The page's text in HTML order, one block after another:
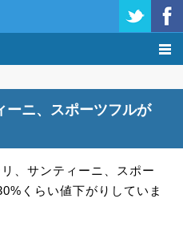
掲示板
方法
セール
ーニ、スポーツフルが
、サンティーニ、スポー
くらい値下がりしていま